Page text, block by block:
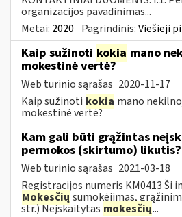
organizacijos pavadinimas...
Metai: 2020 Pagrindinis:Viešieji
Kaip sužinoti kokia mano
mokestinė vertė?
Web turinio sąrašas 2020-11-17
Kaip sužinoti kokia mano
mokestinė vertė?
Kam gali būti grąžintas
permokos (skirtumo) likutis?
Web turinio sąrašas 2021-03-18
Registracijos numeris KM0413 Ši
Mokesčių sumokėjimas,
str.) Neįskaitytas mokesčių...